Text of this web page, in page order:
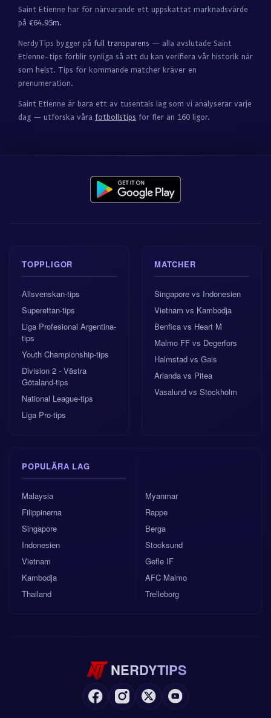
Saint Etienne har för närvarande ett uppskattat marknadsvärde
på €64.95m.
NerdyTips bygger på full transparens — alla avslutade Saint
Etienne-tips förblir synliga så att du kan verifiera vår historik när
som helst. Tips för kommande matcher kräver en
prenumeration.
Saint Etienne är bara ett av tusentals lag som vi analyserar varje
dag — utforska våra fotbollstips för fler än 160 ligor.
TOPPLIGOR
Allsvenskan-tips
Superettan-tips
Liga Profesional Argentina-
tips
Youth Championship-tips
Division 2 - Västra
Götaland-tips
National League-tips
Liga Pro-tips
MATCHER
Singapore vs Indonesien
Vietnam vs Kambodja
Benfica vs Heart M
Malmo FF vs Degerfors
Halmstad vs Gais
Arlanda vs Pitea
Vasalund vs Stockholm
POPULÄRA LAG
Malaysia
Filippinerna
Singapore
Indonesien
Vietnam
Kambodja
Thailand
Myanmar
Rappe
Berga
Stocksund
Gefle IF
AFC Malmo
Trelleborg
NERDYTIPS